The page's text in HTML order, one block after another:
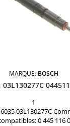
MARQUE: BOSCH
03L130277C
1
03L130277C
0 445 116